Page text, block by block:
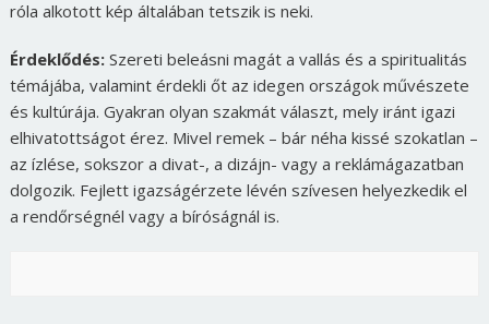
róla alkotott kép általában tetszik is neki.
Érdeklődés:Szereti beleásni magát a vallás és a spiritualitás
témájába, valamint érdekli őt az idegen országok művészete
és kultúrája. Gyakran olyan szakmát választ, mely iránt igazi
elhivatottságot érez. Mivel remek – bár néha kissé szokatlan –
az ízlése, sokszor a divat-, a dizájn- vagy a reklámágazatban
dolgozik. Fejlett igazságérzete lévén szívesen helyezkedik el
a rendőrségnél vagy a bíróságnál is.